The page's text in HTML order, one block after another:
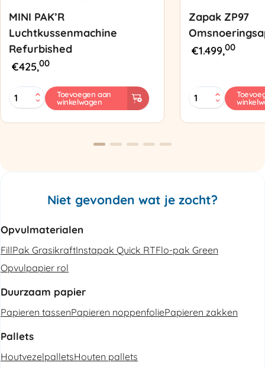
MINI PAK’R
Luchtkussenmachine
Refurbished
€425,00
MINI
PAK'R
Refurbished
Toevoegen aan
winkelwagen
Zapak ZP97
€1.499,00
Zapak
ZP97
aantal
Niet gevonden wat je zocht?
Opvulmaterialen
FillPak GrasikraftInstapak Quick RTFlo-pak Green
Opvulpapier rol
Duurzaam papier
Papieren tassenPapieren noppenfoliePapieren zakken
Pallets
HoutvezelpalletsHouten pallets